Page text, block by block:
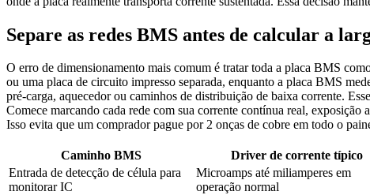
Separe as redes BMS antes de calcular a
O erro de dimensionamento mais comum é tratar toda a placa BMS
ou uma placa de circuito impresso separada, enquanto a placa BMS
pré-carga, aquecedor ou caminhos de distribuição de baixa corrente.
Comece marcando cada rede com sua corrente contínua real,
Isso evita que um comprador pague por 2 onças de cobre em todo o
Caminho BMS
Driver de corrente típico
Entrada de detecção de célula para
monitorar IC
Microamps até miliamperes em
operação normal